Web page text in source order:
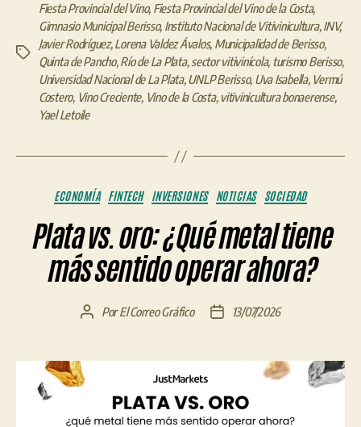
Etiquetas
Fiesta Provincial del Vino, Fiesta Provincial del Vino de la Costa,
Gimnasio Municipal Berisso, Instituto Nacional de Vitivinicultura,INV,
Javier Rodríguez,Lorena Valdez Ávalos, Municipalidad de Berisso,
Quinta de Pancho,Río de La Plata,sector vitivinícola, turismo Berisso,
Universidad Nacional de La Plata,UNLP Berisso, Uva Isabella, Vermú
Costero, Vino Creciente, Vino de la Costa, vitivinicultura bonaerense,
Yael Letoile
Categorías
ECONOMÍA FINTECH INVERSIONES NOTICIAS SOCIEDAD
Plata vs. oro: ¿Qué metal tiene
más sentido operar ahora?
Autor
entrada
PorEl Correo Gráfico
Fecha
entrada
13/07/2026